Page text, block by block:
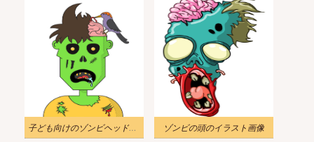
子ども向けのゾンビヘッドのイラスト ゾンビの頭のイラスト画像